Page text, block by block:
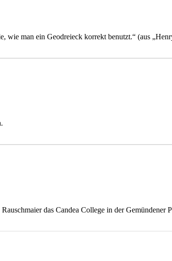
wie man ein Geodreieck korrekt benutzt.“ (aus
das Candea College in der Gemündener